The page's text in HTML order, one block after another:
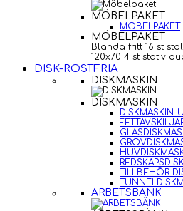
MÖBELPAKET
MÖBELPAKET
MÖBELPAKET
Blanda fritt 16 st
120x70 4 st stativ
DISK-ROSTFRIA
DISKMASKIN
DISKMASKIN
DISKMASKIN-
TILLBEHÖR
ARBETSBÄNK